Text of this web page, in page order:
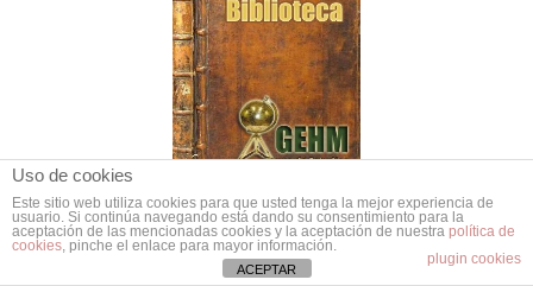
Uso de cookies
Este sitio web utiliza cookies para que usted tenga la mejor experiencia de
usuario. Si continúa navegando está dando su consentimiento para la
aceptación de las mencionadas cookies y la aceptación de nuestra política de
cookies, pinche el enlace para mayor información.
plugin cookies
ACEPTAR